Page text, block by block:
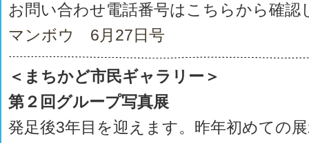
お問い合わせ電話番号はこちらから確
マンボウ 6月27日号
＜まちかど市民ギャラリー＞
第２回グループ写真展
発足後3年目を迎えます。昨年初めての